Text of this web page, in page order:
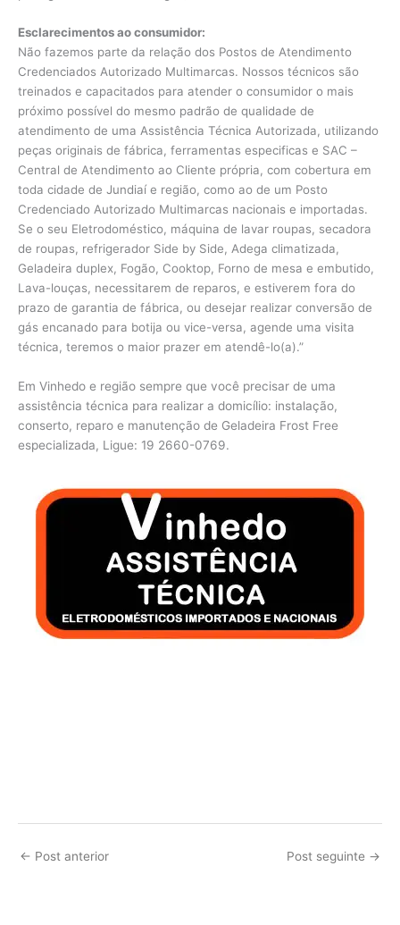
Esclarecimentos ao consumidor:
Não fazemos parte da relação dos Postos de Atendimento
Credenciados Autorizado Multimarcas. Nossos técnicos são
treinados e capacitados para atender o consumidor o mais
próximo possível do mesmo padrão de qualidade de
atendimento de uma Assistência Técnica Autorizada, utilizando
peças originais de fábrica, ferramentas especificas e SAC –
Central de Atendimento ao Cliente própria, com cobertura em
toda cidade de Jundiaí e região, como ao de um Posto
Credenciado Autorizado Multimarcas nacionais e importadas.
Se o seu Eletrodoméstico, máquina de lavar roupas, secadora
de roupas, refrigerador Side by Side, Adega climatizada,
Geladeira duplex, Fogão, Cooktop, Forno de mesa e embutido,
Lava-louças, necessitarem de reparos, e estiverem fora do
prazo de garantia de fábrica, ou desejar realizar conversão de
gás encanado para botija ou vice-versa, agende uma visita
técnica, teremos o maior prazer em atendê-lo(a).”
Em Vinhedo e região sempre que você precisar de uma
assistência técnica para realizar a domicílio: instalação,
conserto, reparo e manutenção de Geladeira Frost Free
especializada, Ligue: 19 2660-0769.
← Post anterior Post seguinte →